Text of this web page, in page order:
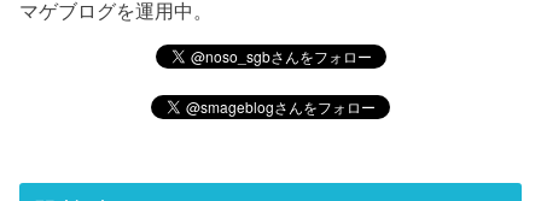
マゲブログを運用中。